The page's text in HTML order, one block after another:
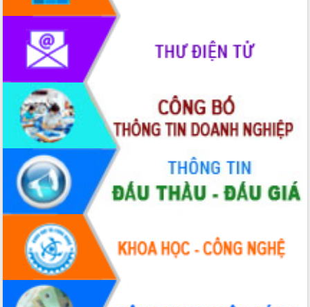
Quyết liệt cải cách hành chính, khơi
Nâng cao hiệu lực, hiệu quả HĐND
tỉnh thông qua hiện đại hóa hành chính
Xã Ea Phê gắn cải cách hành chính với
chuyển đổi số
Phó Chủ tịch Thường trực UBND tỉnh
Hồ Thị Nguyên Thảo làm việc tại Trung
tâm Phục vụ hành chính công xã Ea
Phê
Xây dựng nền hành chính số đồng
hành cùng nông dân dân, doanh nghiệp
Giai đoạn 2026-2030, Đắk Lắk phấn
đấu có 77% xã đạt chuẩn nông thôn
Chuyển đổi số 'mở đường' cho nông
nghiệp Đắk Lắk tăng trưởng bứt phá
Triển khai đồng bộ đo đạc, lập hồ sơ
địa chính, hoàn thiện cơ sở dữ liệu đất
đai